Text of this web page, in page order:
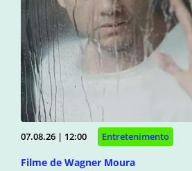
07.08.26 | 12:00 Entretenimento
Filme de Wagner Moura